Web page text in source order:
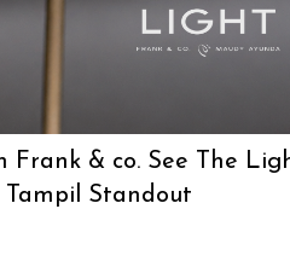
Frank & co. See The
Tampil Standout